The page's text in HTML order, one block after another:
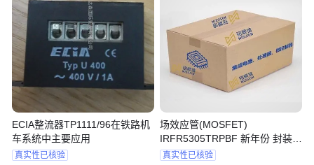
ECIA整流器TP1111/96在铁路机
车系统中主要应用
真实性已核验
场效应管(MOSFET)
IRFR5305TRPBF 新年份 封装
TO-252 电子元器件
真实性已核验